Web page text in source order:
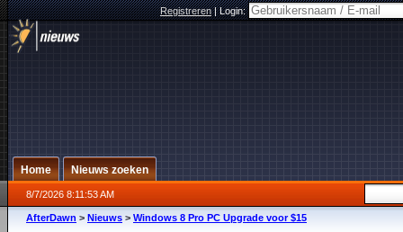
Registreren|Login:
Home Nieuws zoeken
8/7/2026 8:11:53 AM
AfterDawn > Nieuws > Windows 8 Pro PC Upgrade voor $15